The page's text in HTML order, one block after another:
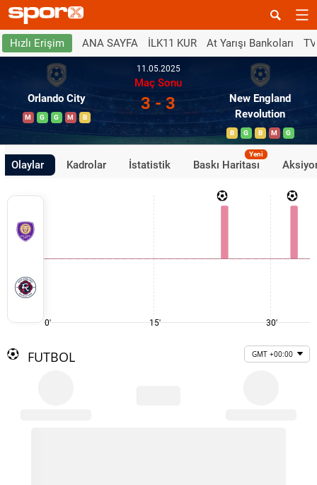
Hızlı Erişim ANA SAYFA İLK11 KUR At Yarışı Bankoları
Orlando City
M G G M B
11.05.2025
Maç Sonu
3 - 3
New England
Revolution
B G B M G
Olaylar Kadrolar İstatistik Baskı Haritası
Yeni
0' 15' 30'
FUTBOL GMT +00:00